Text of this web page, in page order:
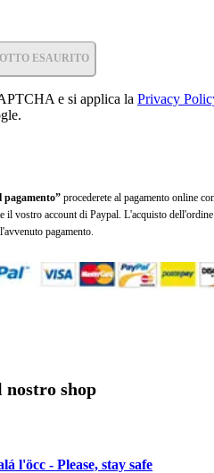
ESAURITO
e si applica la Privacy
pagamento” procederete al pagamento online
il vostro account di Paypal. L'acquisto dell'ordine
pagamento.
shop
l'öcc - Please, stay safe